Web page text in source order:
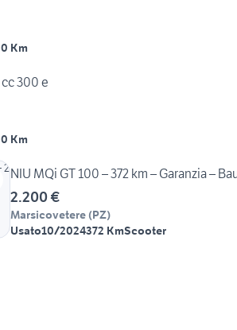
Km
malaguti CIAK 150 cc 300 e
Km
NIU MQi GT 100 – 372 km – Garanzia –
2.200 €
Marsicovetere (PZ)
Usato10/2024372 KmScooter